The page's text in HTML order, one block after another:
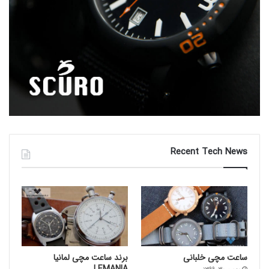
ممکن است کاربران ساعت های اتوماتیک هنوز مایل باشند با
کوک کردن ساعتشان از تاج کنار ساعت استفاده کنند، تا با
نگهداری حداکثر توان قدرتی یک ساعت بتوانند از بیشترین
امکان دقت آن بهره مند شوند. اما مزیت واقعی یک ساعت
اتوماتیک این است که اگر ساعت شما توان ذخیره ای کافی را
در خود داشته باشد در طول شب که شما آن را از دست خود
خارج کرده اید، به محض بر دست کردن ساعت هنگام صبح،
گرداند. کوک کننده ساعت برای نگهداری کوک کامل ساعت هم
در زمانی که ساعت را به مچ نبسته اید می تواند مفید باشد.
این برای مجموعه داران ساعت یک امر غیرمعمول نیست که
بخواهند ساعت های اتوماتیک شان هم با آپشن کوک کننده
ها مجهز باشند تا در زمان مورد نیاز بتوانند از هر کدام از
Recent Tech News
ساعت‌ مچی خلبانی
برند ساعت مچی لمانیا